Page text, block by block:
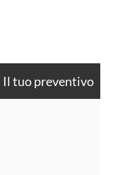
Il tuo preventivo